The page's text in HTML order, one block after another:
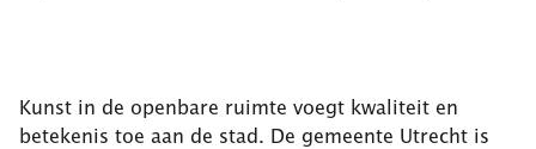
Kunst in de openbare ruimte voegt kwaliteit en
betekenis toe aan de stad. De gemeente Utrecht is